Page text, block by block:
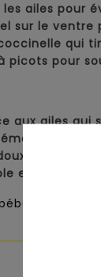
les ailes pour
sur le ventre
qui
picots pour
aux ailes qui
brodés
et câlin
en machine à